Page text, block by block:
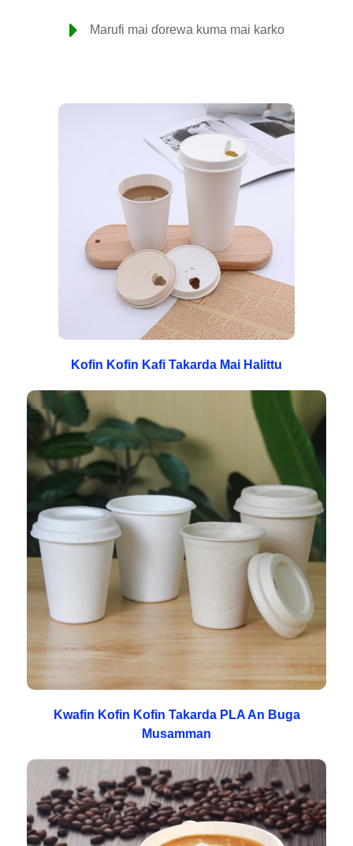
Marufi mai ɗorewa kuma mai karko
Kofin Kofin Kafi Takarda Mai Halittu
Kwafin Kofin Kofin Takarda PLA An Buga
Musamman